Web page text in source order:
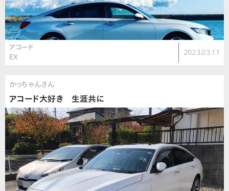
アコード
EX
2023.03.11
かっちゃんさん
アコード大好き 生涯共に